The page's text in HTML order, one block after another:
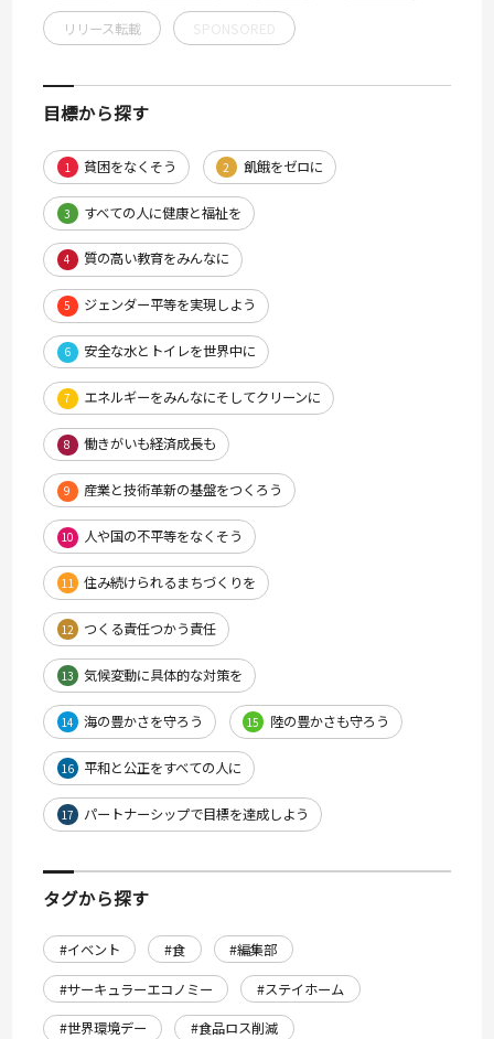
リリース転載
目標から探す
1 貧困をなくそう 2 飢餓をゼロに
3 すべての人に健康と福祉を
4 質の高い教育をみんなに
5 ジェンダー平等を実現しよう
6 安全な水とトイレを世界中に
7 エネルギーをみんなにそしてクリーンに
8 働きがいも経済成長も
9 産業と技術革新の基盤をつくろう
10 人や国の不平等をなくそう
11 住み続けられるまちづくりを
12 つくる責任つかう責任
13 気候変動に具体的な対策を
14 海の豊かさを守ろう 15 陸の豊かさも守ろう
16 平和と公正をすべての人に
17 パートナーシップで目標を達成しよう
タグから探す
#イベント #食
#編集部
#サーキュラーエコノミー
#ステイホーム
#世界環境デー
#食品ロス削減